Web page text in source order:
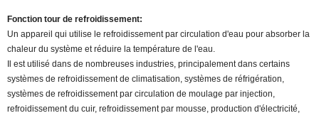
Fonction tour de refroidissement:
Un appareil qui utilise le refroidissement par circulation d'eau pour absorber la
chaleur du système et réduire la température de l'eau.
Il est utilisé dans de nombreuses industries, principalement dans certains
systèmes de refroidissement de climatisation, systèmes de réfrigération,
systèmes de refroidissement par circulation de moulage par injection,
refroidissement du cuir, refroidissement par mousse, production d'électricité,